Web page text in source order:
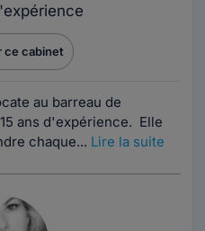
ce cabinet
au barreau de
ans d'expérience. Elle
chaque... Lire la suite